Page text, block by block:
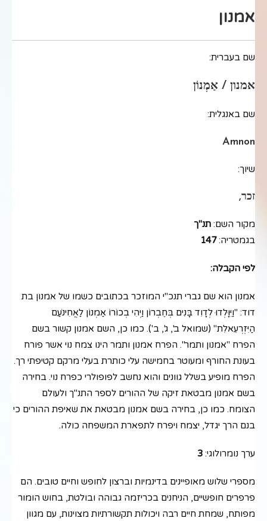
אמנון
שם בעברית:
אמנון / אַמְנוֹן
שם באנגלית:
Amnon
שיוך:
זכר,
מקור השם: תנ"ך
בגמטריה:147
לפי הקבלה:
אמנון הוא שם גברי תנכ"י המוזכר בכתובים כשמו של אמנון בת
דוד: "וַיִּוָּלְדוּ לְדָוִד בָּנִים בְּחֶבְרוֹן וַיְהִי בְכוֹרוֹ אַמְנוֹן לַאֲחִינֹעַם
הַיִּזְרְעֵאלִת" (שמואל ב', ג', ב'). כמו כן, השם אמנון קשור בשם
הפרח "אמנון ותמר". הפרח אמנון ותמר הינו צמח נוי אשר פורח
בעונת החורף ומעוטר בחמישה עלי כותרת בעלי מרקם קטיפתי רך.
הפרח מופיע בשלל גוונים והוא נחשב לפופולרי כפרח נוי. בחירה
בשם אמנון מבטאת זיקה של ההורים לספר התנ"ך ולעולם
הצומח. כמו כן, בחירה בשם אמנון מבטאת את שאיפת ההורים כי
בנם הרך יגדל, יצמח ויפרח לתפארת המשפחה כולה.
ערך נומרולוגי: 3
מספרי שלוש מאופיינים בדינמיות וברצון לחופש וחיים טובים. הם
פרפרים חופשיים, הניחנים בכריזמה גבוהה ובולטת, בחוש הומור
מפותח, שמחת חיים רבה ויכולות תקשורתיות מצוינות, עם מגוון